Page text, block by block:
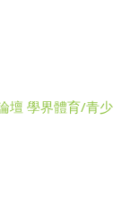
壇 學界體育/青少